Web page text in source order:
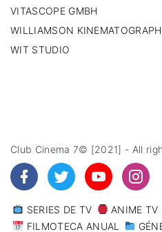
VITASCOPE GMBH
WILLIAMSON
WIT STUDIO
Club Cinema 7© [2021] - All
SERIES DE TV ANIME TV
FILMOTECA ANUAL